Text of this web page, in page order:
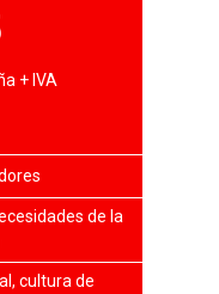
+ IVA
de la
cultura de